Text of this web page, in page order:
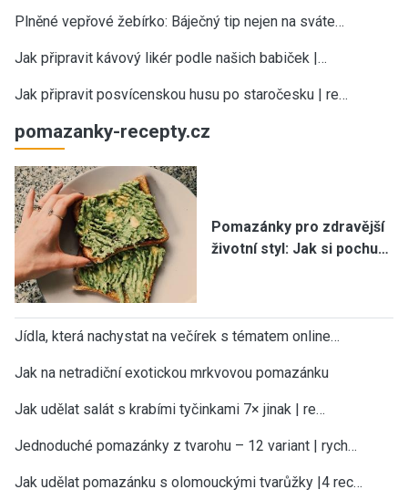
Plněné vepřové žebírko: Báječný tip nejen na sváte…
Jak připravit kávový likér podle našich babiček |…
Jak připravit posvícenskou husu po staročesku | re…
pomazanky-recepty.cz
Pomazánky pro zdravější
životní styl: Jak si pochu…
Jídla, která nachystat na večírek s tématem online…
Jak na netradiční exotickou mrkvovou pomazánku
Jak udělat salát s krabími tyčinkami 7× jinak | re…
Jednoduché pomazánky z tvarohu – 12 variant | rych…
Jak udělat pomazánku s olomouckými tvarůžky |4 rec…